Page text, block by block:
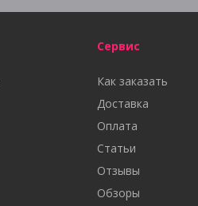
Сервис
Как заказать
Доставка
Оплата
Статьи
Отзывы
Обзоры